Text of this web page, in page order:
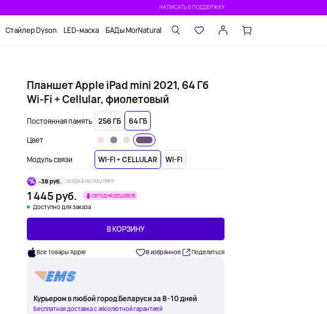
НАПИСАТЬ В ПОДДЕРЖКУ
Стайлер Dyson LED-маска БАДы MorNatural
Планшет Apple iPad mini 2021, 64 Гб
Wi-Fi + Cellular, фиолетовый
Постоянная память 256 ГБ 64 ГБ
Цвет
Модуль связи WI-FI + CELLULAR WI-FI
-38 руб. СКИДКА НА ПОШЛИНУ
1 445 руб. СЕГОДНЯ ДЕШЕВЛЕ
Доступно для заказа
В КОРЗИНУ
Все товары Apple В избранное Поделиться
Курьером в любой город Беларуси за 8-10 дней
Бесплатная доставка с абсолютной гарантией